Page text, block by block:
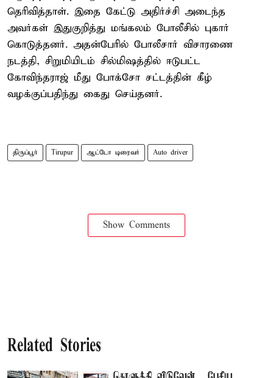
தெரிவித்தாள். இதை கேட்டு அதிர்ச்சி அடைந்த
அவர்கள் இதுகுறித்து மங்கலம் போலீசில் புகார்
கொடுத்தனர். அதன்பேரில் போலீசார் விசாரணை
நடத்தி, சிறுமியிடம் சில்மிஷத்தில் ஈடுபட்ட
கோவிந்தராஜ் மீது போக்சோ சட்டத்தின் கீழ்
வழக்குப்பதிந்து கைது செய்தனர்.
திருப்பூர் Tirupur ஆட்டோ டிரைவர் Auto driver
Show Comments
Related Stories